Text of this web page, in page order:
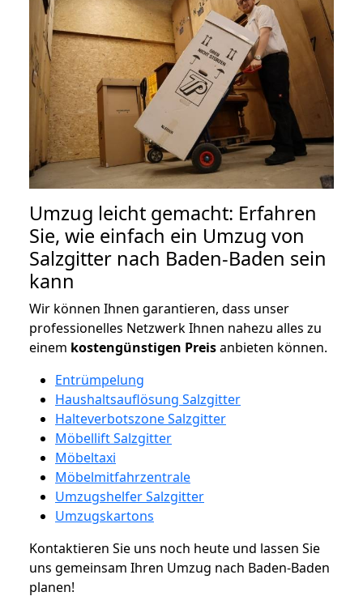
Umzug leicht gemacht: Erfahren
Sie, wie einfach ein Umzug von
Salzgitter nach Baden-Baden sein
kann
Wir können Ihnen garantieren, dass unser
professionelles Netzwerk Ihnen nahezu alles zu
einem kostengünstigen Preisanbieten können.
Entrümpelung
Haushaltsauflösung Salzgitter
Halteverbotszone Salzgitter
Möbellift Salzgitter
Möbeltaxi
Möbelmitfahrzentrale
Umzugshelfer Salzgitter
Umzugskartons
Kontaktieren Sie uns noch heute und lassen Sie
uns gemeinsam Ihren Umzug nach Baden-Baden
planen!